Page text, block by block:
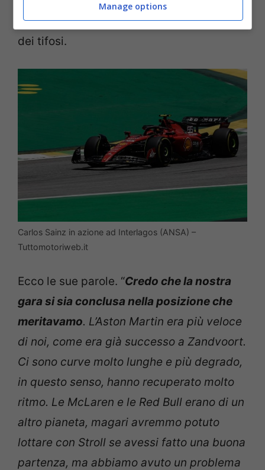
quarta forza, per la frustrazione dei piloti e
dei tifosi.
Carlos Sainz in azione ad Interlagos (ANSA) –
Tuttomotoriweb.it
Ecco le sue parole. “Credo che la nostra
gara si sia conclusa nella posizione che
meritavamo. L’Aston Martin era più veloce
di noi, come era già successo a Zandvoort.
Ci sono curve molto lunghe e più degrado,
in questo senso, hanno recuperato molto
ritmo. Le McLaren e le Red Bull erano di un
altro pianeta, magari avremmo potuto
lottare con Stroll se avessi fatto una buona
partenza, ma abbiamo avuto un problema
Manage options